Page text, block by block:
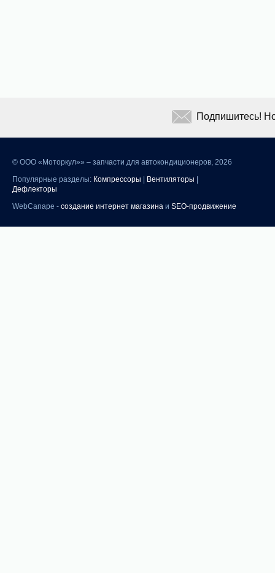
© ООО «Моторкул»» – запчасти для автокондиционеров, 2026
Популярные разделы: Компрессоры Вентиляторы
Дефлекторы
WebCanape - создание интернет магазина и SEO-продвижение
Подпишитесь!